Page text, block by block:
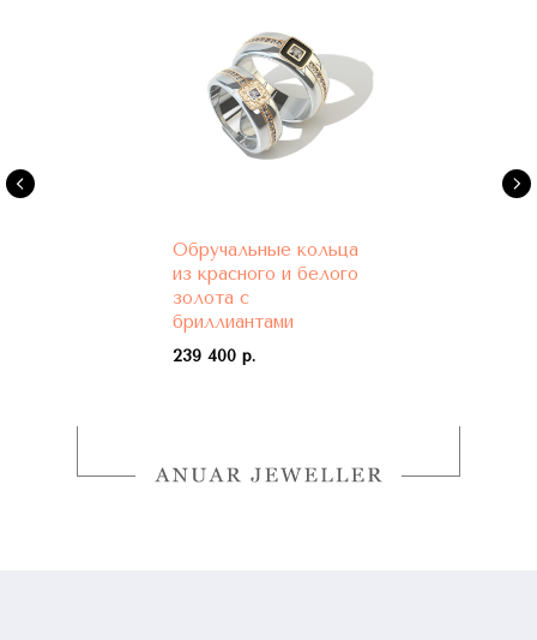
Обручальные кольца
из красного и белого
золота с
бриллиантами
239 400 р.